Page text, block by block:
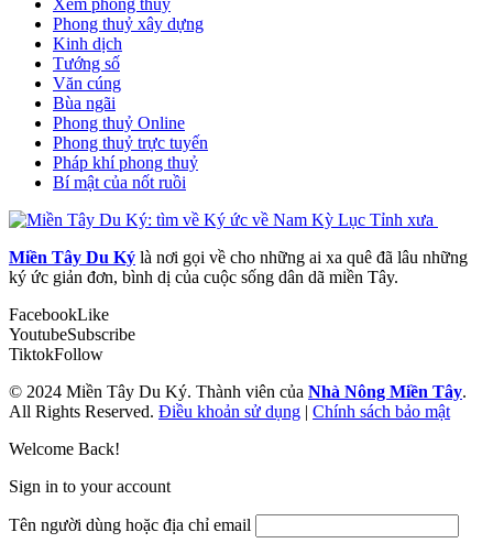
Phong thuỷ xây dựng
Kinh dịch
Tướng số
Văn cúng
Bùa ngãi
Phong thuỷ Online
Phong thuỷ trực tuyến
Pháp khí phong thuỷ
Bí mật của nốt ruồi
Miền Tây Du Ký là nơi gọi về cho những ai xa quê đã lâu những
ký ức giản đơn, bình dị của cuộc sống dân dã miền Tây.
FacebookLike
YoutubeSubscribe
TiktokFollow
© 2024 Miền Tây Du Ký. Thành viên của Nhà Nông Miền Tây.
All Rights Reserved. Điều khoản sử dụng | Chính sách bảo mật
Welcome Back!
Sign in to your account
Tên người dùng hoặc địa chỉ email